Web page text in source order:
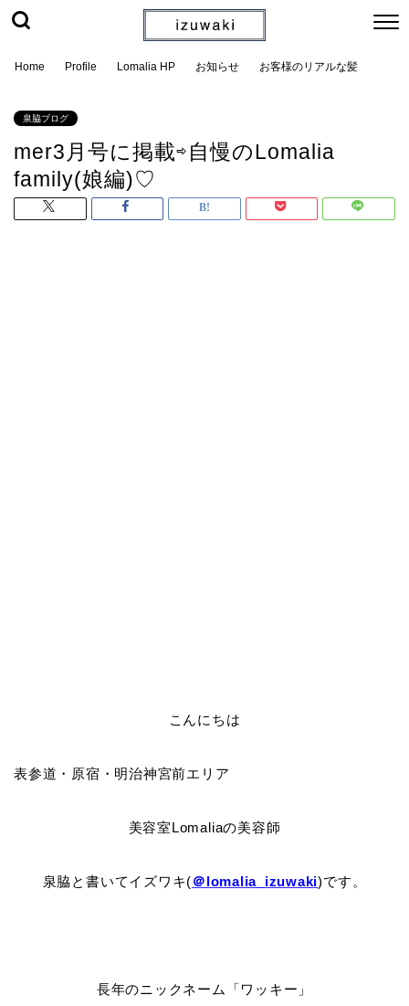
Home Profile Lomalia HP お知らせ お客様のリアルな髪
泉脇ブログ
mer3月号に掲載⇨自慢のLomalia
family(娘編)♡
こんにちは
表参道・原宿・明治神宮前エリア
美容室Lomaliaの美容師
泉脇と書いてイズワキ(＠lomalia_izuwaki)です。
長年のニックネーム「ワッキー」